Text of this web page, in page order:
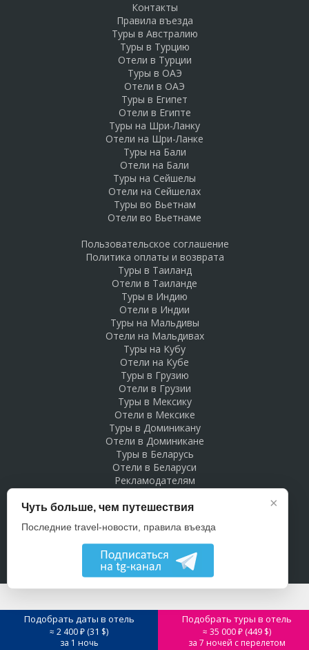
Подобрать даты в отель
≈ 2 400 ₽ (31 $)
за 1 ночь
Подобрать туры в отель
≈ 35 000 ₽ (449 $)
за 7 ночей с перелетом
Контакты
Правила въезда
Туры в Австралию
Туры в Турцию
Отели в Турции
Туры в ОАЭ
Отели в ОАЭ
Туры в Египет
Отели в Египте
Туры на Шри-Ланку
Отели на Шри-Ланке
Туры на Бали
Отели на Бали
Туры на Сейшелы
Отели на Сейшелах
Туры во Вьетнам
Отели во Вьетнаме
Пользовательское соглашение
Политика оплаты и возврата
Туры в Таиланд
Отели в Таиланде
Туры в Индию
Отели в Индии
Туры на Мальдивы
Отели на Мальдивах
Туры на Кубу
Отели на Кубе
Туры в Грузию
Отели в Грузии
Туры в Мексику
Отели в Мексике
Туры в Доминикану
Отели в Доминикане
Туры в Беларусь
Отели в Беларуси
Рекламодателям
×
Чуть больше, чем путешествия
Последние travel-новости, правила въезда